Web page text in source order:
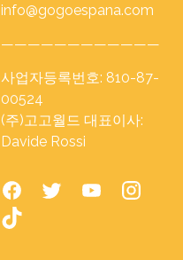
info@gogoespana.com
————————————
사업자등록번호: 810-87-
00524
(주)고고월드 대표이사:
Davide Rossi